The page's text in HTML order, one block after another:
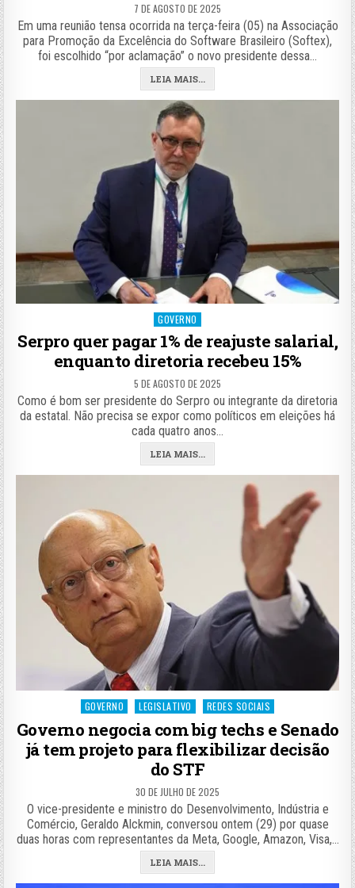
7 DE AGOSTO DE 2025
Em uma reunião tensa ocorrida na terça-feira (05) na Associação
para Promoção da Excelência do Software Brasileiro (Softex),
foi escolhido “por aclamação” o novo presidente dessa…
LEIA MAIS...
Posted
in
GOVERNO
Serpro quer pagar 1% de reajuste salarial,
enquanto diretoria recebeu 15%
5 DE AGOSTO DE 2025
Como é bom ser presidente do Serpro ou integrante da diretoria
da estatal. Não precisa se expor como políticos em eleições há
cada quatro anos…
LEIA MAIS...
Posted
GOVERNO LEGISLATIVO REDES SOCIAIS
Governo negocia com big techs e Senado
já tem projeto para flexibilizar decisão
do STF
30 DE JULHO DE 2025
O vice-presidente e ministro do Desenvolvimento, Indústria e
Comércio, Geraldo Alckmin, conversou ontem (29) por quase
duas horas com representantes da Meta, Google, Amazon, Visa,…
LEIA MAIS...